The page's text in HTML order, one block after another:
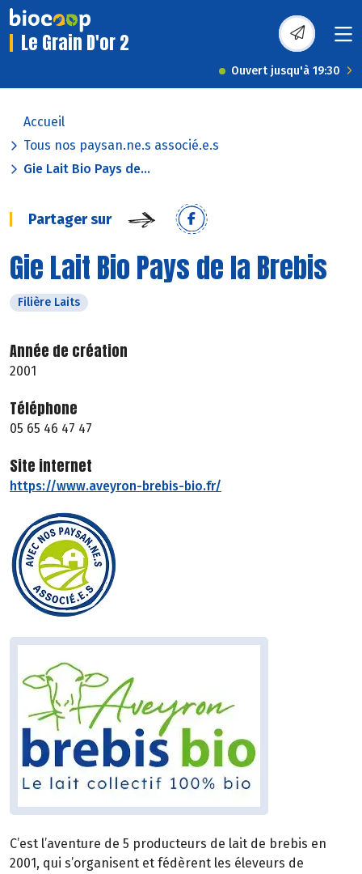
Le Grain D'or 2
Ouvert jusqu'à 19:30
Accueil
Tous nos paysan.ne.s associé.e.s
Gie Lait Bio Pays de...
Partager sur
Gie Lait Bio Pays de la Brebis
Filière Laits
Année de création
2001
Téléphone
05 65 46 47 47
Site internet
https://www.aveyron-brebis-bio.fr/
C’est l’aventure de 5 producteurs de lait de brebis en
2001, qui s’organisent et fédèrent les éleveurs de